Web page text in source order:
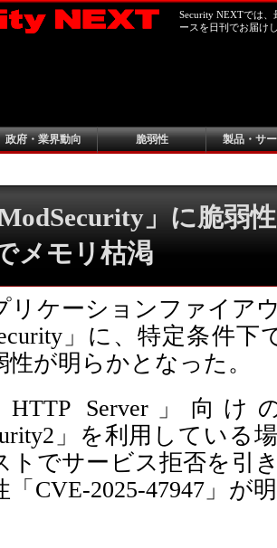
Security NEXTでは
ースを日刊でお届け
政府・業界動向 脆弱性 製品・サ
」に脆弱
メモリ枯渇
リケーションファイア
」に、特定条件下
性が明らかとなった。
HTTP Server」向
」を利用している
トでサービス拒否を引
「CVE-2025-47947」が